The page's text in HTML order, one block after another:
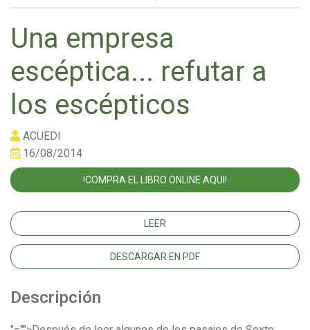
Una empresa
escéptica... refutar a
los escépticos
ACUEDI
16/08/2014
!COMPRA EL LIBRO ONLINE AQUI!
LEER
DESCARGAR EN PDF
Descripción